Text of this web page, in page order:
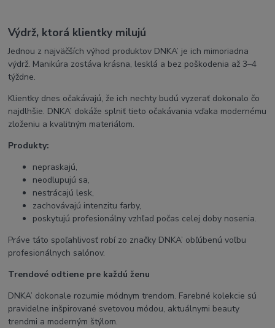
Výdrž, ktorá klientky milujú
Jednou z najväčších výhod produktov DNKA’ je ich mimoriadna
výdrž. Manikúra zostáva krásna, lesklá a bez poškodenia až 3–4
týždne.
Klientky dnes očakávajú, že ich nechty budú vyzerať dokonalo čo
najdlhšie. DNKA’ dokáže splniť tieto očakávania vďaka modernému
zloženiu a kvalitným materiálom.
Produkty:
nepraskajú,
neodlupujú sa,
nestrácajú lesk,
zachovávajú intenzitu farby,
poskytujú profesionálny vzhľad počas celej doby nosenia.
Práve táto spoľahlivosť robí zo značky DNKA’ obľúbenú voľbu
profesionálnych salónov.
Trendové odtiene pre každú ženu
DNKA’ dokonale rozumie módnym trendom. Farebné kolekcie sú
pravidelne inšpirované svetovou módou, aktuálnymi beauty
trendmi a moderným štýlom.